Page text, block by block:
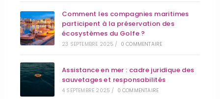
Comment les compagnies maritimes
participent à la préservation des
écosystèmes du Golfe ?
23 SEPTEMBRE 2025 / 0 COMMENTAIRE
Assistance en mer : cadre juridique des
sauvetages et responsabilités
4 SEPTEMBRE 2025 / 0 COMMENTAIRE